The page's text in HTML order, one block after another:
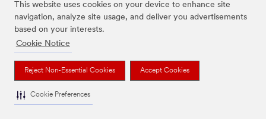
This website uses cookies on your device to enhance site
navigation, analyze site usage, and deliver you advertisements
based on your interests.
Cookie Notice
Reject Non-Essential Cookies Accept Cookies
Cookie Preferences